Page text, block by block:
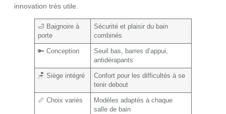
innovation très utile.
🛁 Baignoire à
porte
Sécurité et plaisir du bain
combinés
🔑 Conception
Seuil bas, barres d’appui,
antidérapants
🪑 Siège intégré
Confort pour les difficultés à se
tenir debout
📏 Choix variés
Modèles adaptés à chaque
salle de bain